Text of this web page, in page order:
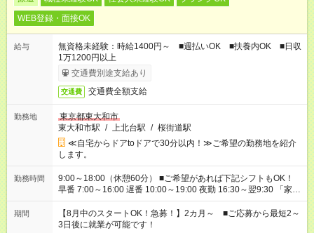
WEB登録・面接OK
給与
無資格未経験：時給1400円～ ■週払いOK ■扶養内OK ■日収
1万1200円以上
交通費別途支給あり
交通費 交通費全額支給
勤務地
東京都東大和市
東大和市駅 / 上北台駅 / 桜街道駅
≪自宅からドアtoドアで30分以内！≫ご希望の勤務地を紹介
します。
勤務時間
9:00～18:00（休憩60分） ■ご希望があれば下記シフトもOK！
早番 7:00～16:00 遅番 10:00～19:00 夜勤 16:30～翌9:30 「家族
と休みを合わせたい」 「余裕を持って夕飯の準備がしたい」
「できれば残業はしたくない」 など、ご希望を教えてください
ね。 ※Wワーク希望の方へ 今ご覧のお仕事で希望する勤務時間
期間
【8月中のスタートOK！急募！】2カ月～ ■ご応募から最短2～
3日後に就業が可能です！